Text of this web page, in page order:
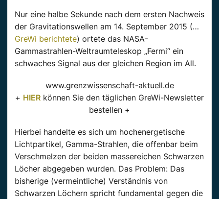
Nur eine halbe Sekunde nach dem ersten Nachweis
der Gravitationswellen am 14. September 2015 (…
GreWi berichtete) ortete das NASA-
Gammastrahlen-Weltraumteleskop „Fermi“ ein
schwaches Signal aus der gleichen Region im All.
www.grenzwissenschaft-aktuell.de
+ HIER können Sie den täglichen GreWi-Newsletter
bestellen +
Hierbei handelte es sich um hochenergetische
Lichtpartikel, Gamma-Strahlen, die offenbar beim
Verschmelzen der beiden massereichen Schwarzen
Löcher abgegeben wurden. Das Problem: Das
bisherige (vermeintliche) Verständnis von
Schwarzen Löchern spricht fundamental gegen die